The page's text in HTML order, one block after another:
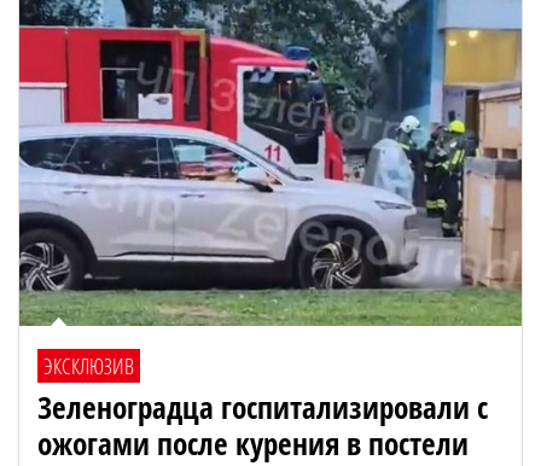
ЭКСКЛЮЗИВ
Зеленоградца госпитализировали с
ожогами после курения в постели